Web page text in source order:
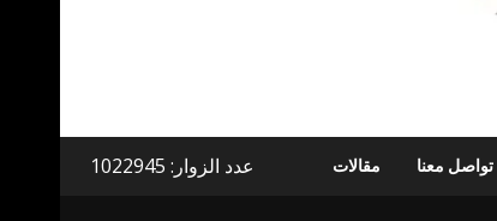
تواصل معنا مقالات عدد الزوار: 1022945